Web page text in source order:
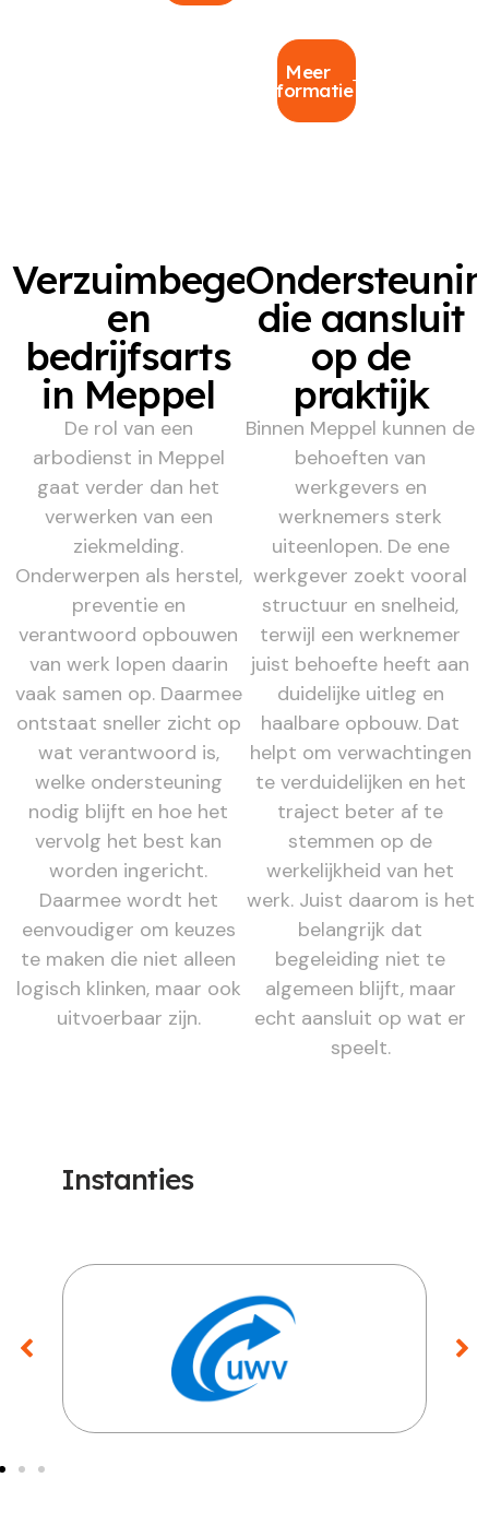
Meer
informatie
Verzuimbegeleiding
en
bedrijfsarts
in Meppel
De rol van een
arbodienst in Meppel
gaat verder dan het
verwerken van een
ziekmelding.
Onderwerpen als herstel,
preventie en
verantwoord opbouwen
van werk lopen daarin
vaak samen op. Daarmee
ontstaat sneller zicht op
wat verantwoord is,
welke ondersteuning
nodig blijft en hoe het
vervolg het best kan
worden ingericht.
Daarmee wordt het
eenvoudiger om keuzes
te maken die niet alleen
logisch klinken, maar ook
uitvoerbaar zijn.
die aansluit
op de
praktijk
Binnen Meppel kunnen de
behoeften van
werkgevers en
werknemers sterk
uiteenlopen. De ene
werkgever zoekt vooral
structuur en snelheid,
terwijl een werknemer
juist behoefte heeft aan
duidelijke uitleg en
haalbare opbouw. Dat
helpt om verwachtingen
te verduidelijken en het
traject beter af te
stemmen op de
werkelijkheid van het
werk. Juist daarom is het
belangrijk dat
begeleiding niet te
algemeen blijft, maar
echt aansluit op wat er
speelt.
Instanties